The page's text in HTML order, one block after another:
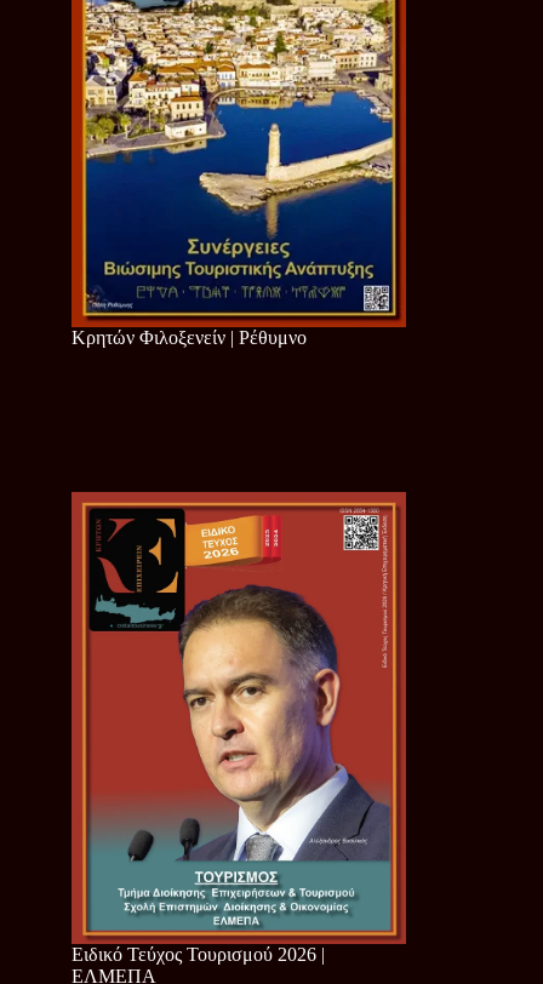
Κρητών Φιλοξενείν | Ρέθυμνο
Ειδικό Τεύχος Τουρισμού 2026 |
ΕΛΜΕΠΑ